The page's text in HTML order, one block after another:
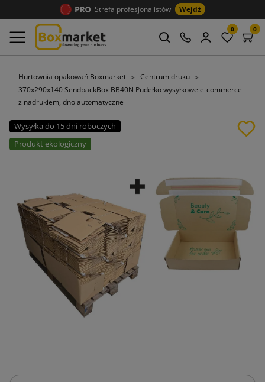
Strefa profesjonalistów Wejdź
0 0
Hurtownia opakowań Boxmarket
Centrum druku
370x290x140 SendbackBox BB40N Pudełko wysyłkowe e-commerce
z nadrukiem, dno automatyczne
Wysyłka do 15 dni roboczych
Produkt ekologiczny